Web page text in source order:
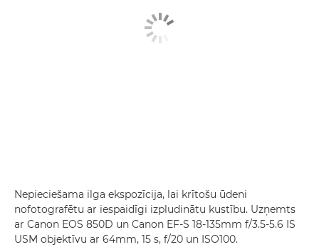
Nepieciešama ilga ekspozīcija, lai krītošu ūdeni
nofotografētu ar iespaidīgi izpludinātu kustību. Uzņemts
ar Canon EOS 850D un Canon EF-S 18-135mm f/3.5-5.6 IS
USM objektīvu ar 64mm, 15 s, f/20 un ISO100.